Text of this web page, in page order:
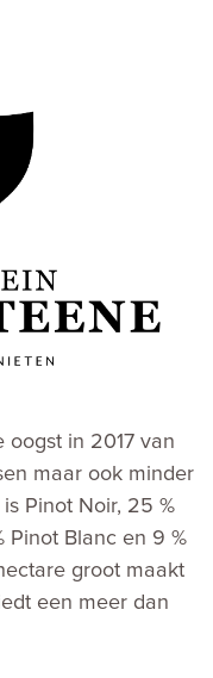
oogst in 2017 van
maar ook minder
Pinot Noir, 25 %
Pinot Blanc en 9 %
groot maakt
een meer dan